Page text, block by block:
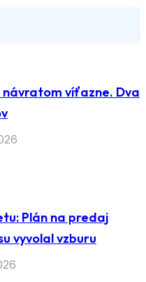
víťazne. Dva
Plán na predaj
vyvolal vzburu